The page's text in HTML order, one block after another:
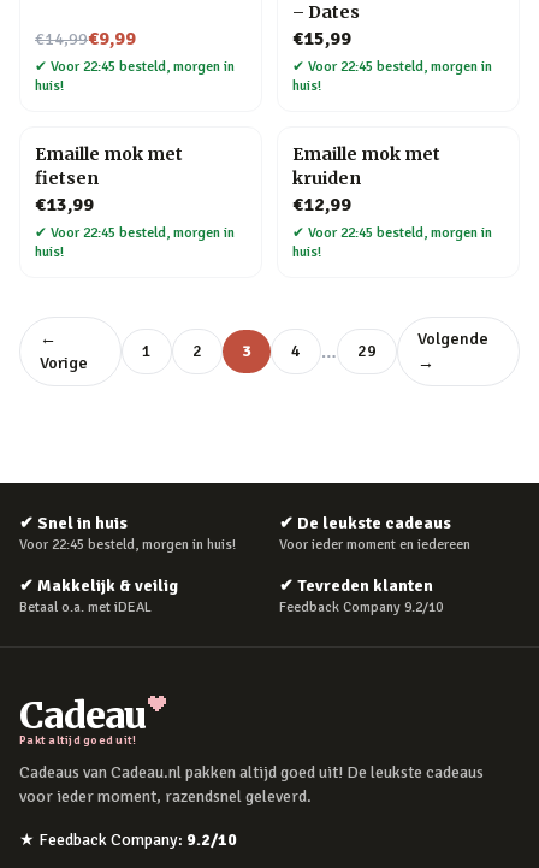
€14,99
Nu voor€9,99
✔ Voor 22:45 besteld, morgen in
huis!
– Dates
€15,99
✔ Voor 22:45 besteld, morgen in
huis!
Emaille mok met
fietsen
€13,99
✔ Voor 22:45 besteld, morgen in
huis!
Emaille mok met
kruiden
€12,99
✔ Voor 22:45 besteld, morgen in
huis!
←
Vorige
1 2 3 4 … 29
Volgende
→
✔ Snel in huis
Voor 22:45 besteld, morgen in huis!
✔ De leukste cadeaus
Voor ieder moment en iedereen
✔ Makkelijk & veilig
Betaal o.a. met iDEAL
✔ Tevreden klanten
Feedback Company 9.2/10
Cadeau
Pakt altijd goed uit!
Cadeaus van Cadeau.nl pakken altijd goed uit! De leukste cadeaus
voor ieder moment, razendsnel geleverd.
★ Feedback Company: 9.2/10